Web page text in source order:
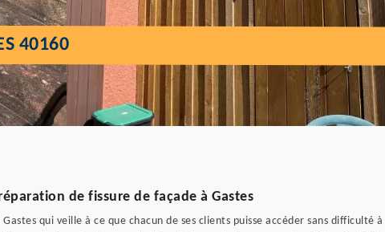
40160
de fissure de façade à Gastes
qui veille à ce que chacun de ses clients puisse accéder sans difficulté